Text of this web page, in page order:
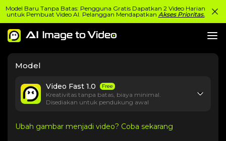
Model Baru Tanpa Batas: Pengguna Gratis Dapatkan 2 Video Harian
untuk Pembuat Video AI. Pelanggan Mendapatkan Akses Prioritas.
Model
Video Fast 1.0 Free
Kreativitas tanpa batas, biaya minimal.
Disediakan untuk pendukung awal
Ubah gambar menjadi video? Coba sekarang